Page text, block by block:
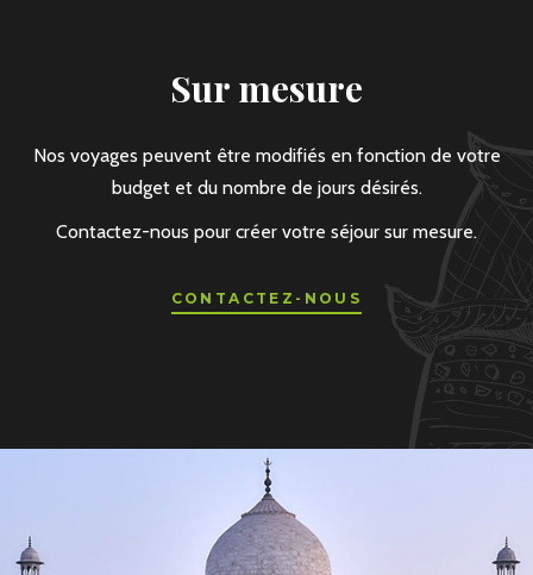
Sur mesure
Nos voyages peuvent être modifiés en fonction de votre
budget et du nombre de jours désirés.
Contactez-nous pour créer votre séjour sur mesure.
CONTACTEZ-NOUS